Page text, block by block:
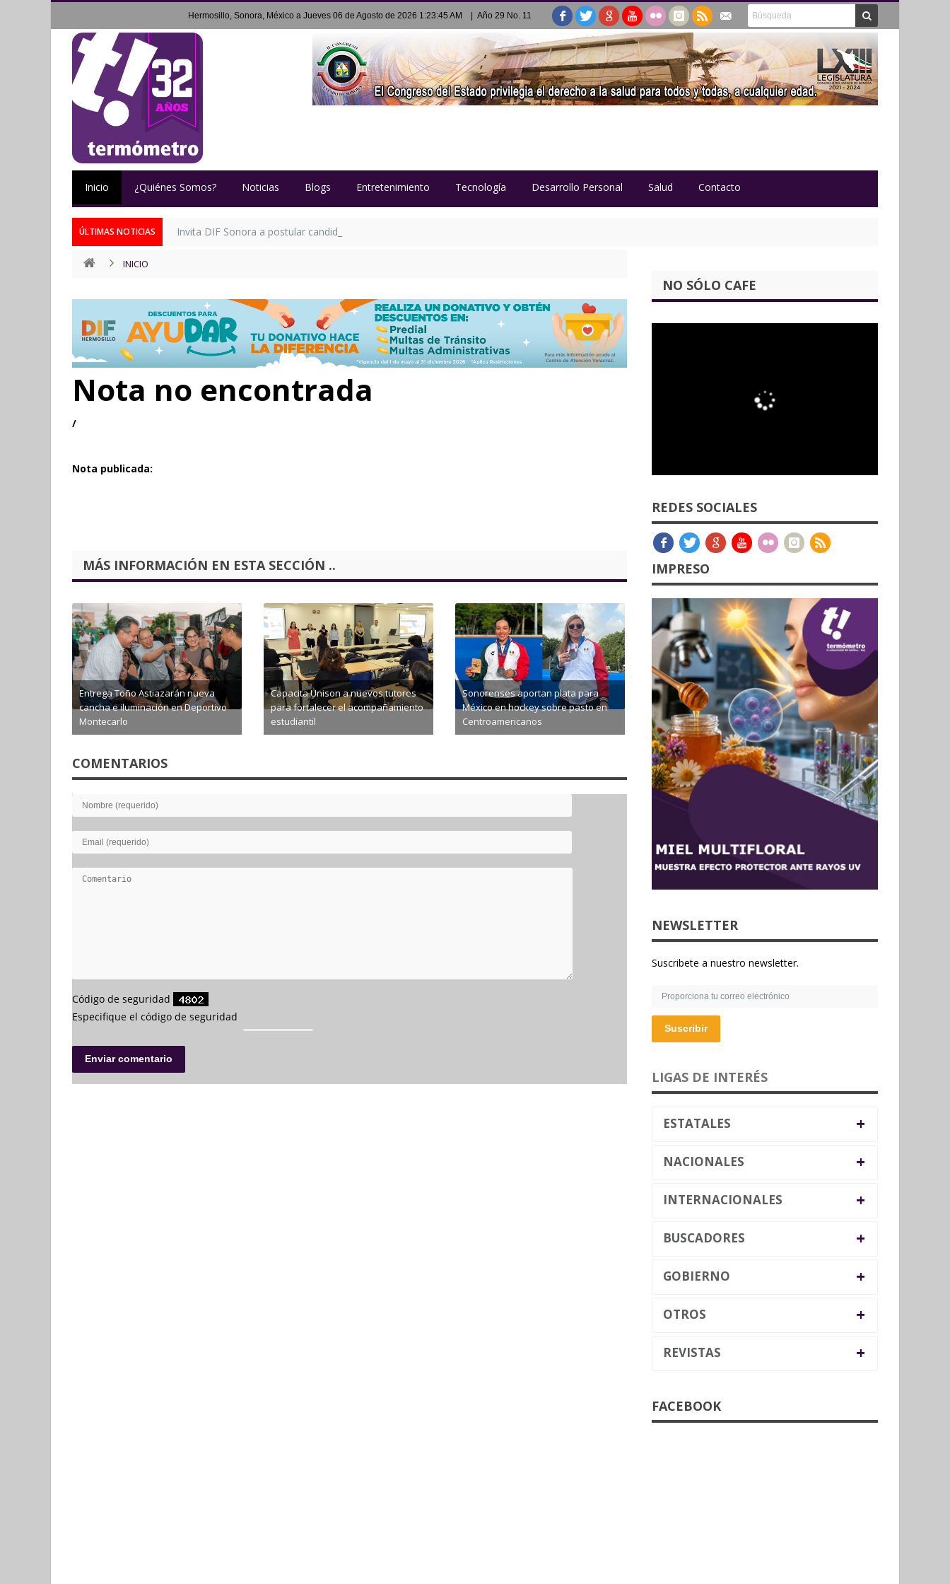
Hermosillo, Sonora, México a Jueves 06 de Agosto de 2026 1:23:46 AM | Año 29 No. 11
Inicio ¿Quiénes Somos? Noticias Blogs Entretenimiento Tecnología Desarrollo Personal Salud Contacto
ÚLTIMAS NOTICIAS Invita DIF Sonora a postular candidatos al Reconocimiento Sahuaro 2026
INICIO
Nota no encontrada
/
Nota publicada:
MÁS INFORMACIÓN EN ESTA SECCIÓN ..
Entrega Toño Astiazarán nueva
cancha e iluminación en Deportivo
Montecarlo
Capacita Unison a nuevos tutores
para fortalecer el acompañamiento
estudiantil
Sonorenses aportan plata para
México en hockey sobre pasto en
Centroamericanos
COMENTARIOS
NO SÓLO CAFE
REDES SOCIALES
IMPRESO
NEWSLETTER
Suscribete a nuestro newsletter.
Suscribir
LIGAS DE INTERÉS
ESTATALES +
NACIONALES +
INTERNACIONALES +
BUSCADORES +
GOBIERNO +
OTROS +
REVISTAS +
FACEBOOK